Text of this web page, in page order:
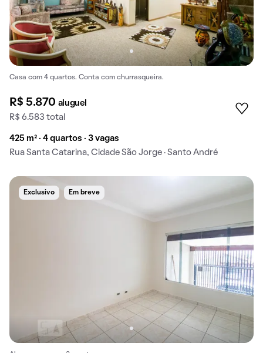
Casa com 4 quartos. Conta com churrasqueira.
R$ 5.870 aluguel
R$ 6.583 total
425 m² · 4 quartos · 3 vagas
Rua Santa Catarina, Cidade São Jorge · Santo André
Exclusivo Em breve